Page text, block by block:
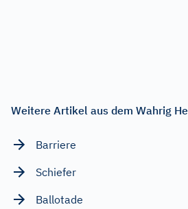
Weitere Artikel aus dem Wahrig
Barriere
Schiefer
Ballotade